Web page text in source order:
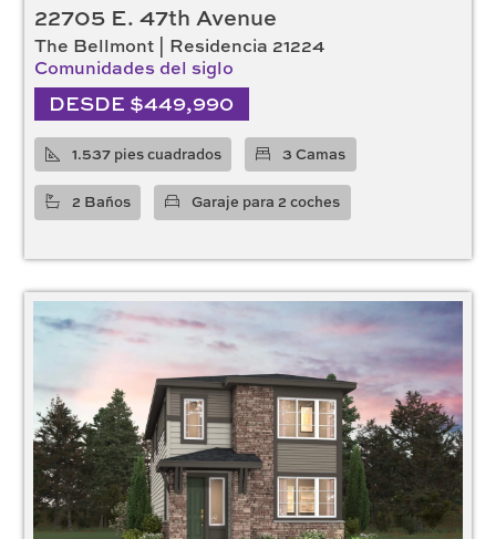
22705 E. 47th Avenue
The Bellmont | Residencia 21224
Comunidades del siglo
DESDE $449,990
1.537 pies cuadrados 3 Camas
2 Baños Garaje para 2 coches